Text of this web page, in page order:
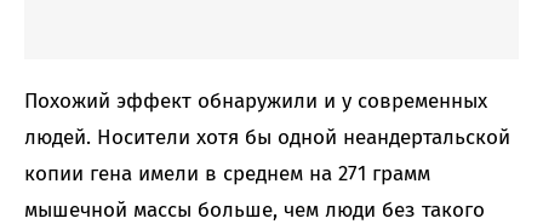
Похожий эффект обнаружили и у современных
людей. Носители хотя бы одной неандертальской
копии гена имели в среднем на 271 грамм
мышечной массы больше, чем люди без такого